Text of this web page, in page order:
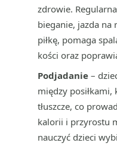
zdrowie.
bieganie, jazda na
piłkę, pomaga
kości oraz
Podjadanie –
między
tłuszcze, co
kalorii i przyrostu
nauczyć dzieci